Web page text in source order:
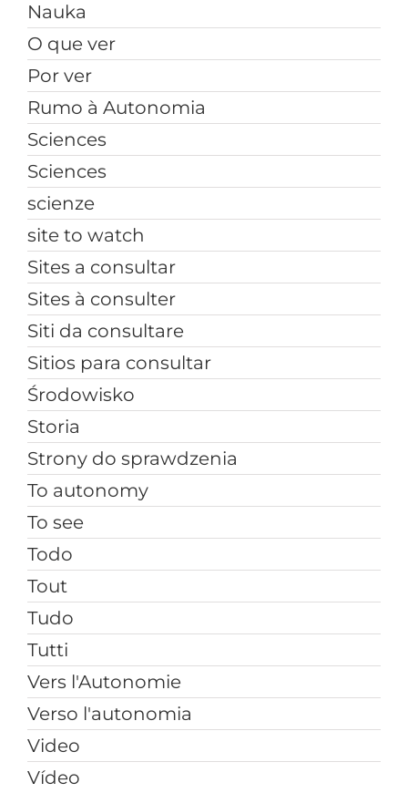
Nauka
O que ver
Por ver
Rumo à Autonomia
Sciences
Sciences
scienze
site to watch
Sites a consultar
Sites à consulter
Siti da consultare
Sitios para consultar
Środowisko
Storia
Strony do sprawdzenia
To autonomy
To see
Todo
Tout
Tudo
Tutti
Vers l'Autonomie
Verso l'autonomia
Video
Vídeo